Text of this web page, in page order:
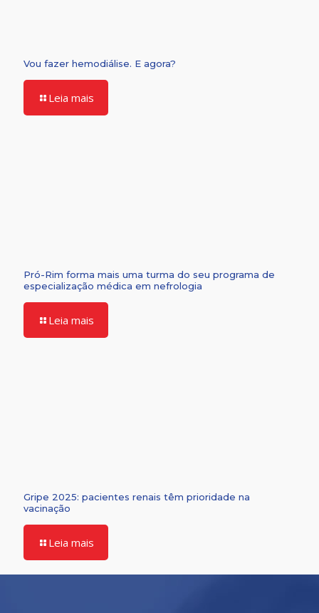
Vou fazer hemodiálise. E agora?
Leia mais
Pró-Rim forma mais uma turma do seu programa de
especialização médica em nefrologia
Leia mais
Gripe 2025: pacientes renais têm prioridade na
vacinação
Leia mais